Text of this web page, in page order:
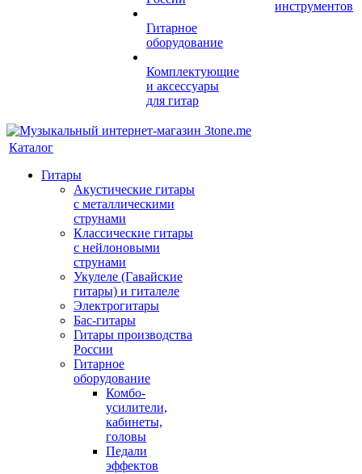
Гитарное
оборудование
Комплектующие
и аксессуары
для гитар
инструментов
Каталог
Гитары
Акустические гитары
с металлическими
струнами
Классические гитары
с нейлоновыми
струнами
Укулеле (Гавайские
гитары) и гиталеле
Электрогитары
Бас-гитары
Гитары производства
России
Гитарное
оборудование
Комбо-
усилители,
кабинеты,
головы
Педали
эффектов